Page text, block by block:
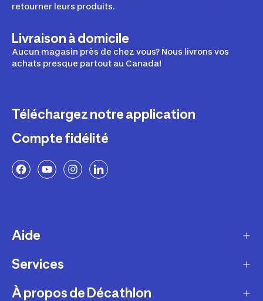
retourner leurs produits.
Livraison à domicile
Aucun magasin près de chez vous? Nous livrons vos
achats presque partout au Canada!
Téléchargez notre application
Compte fidélité
Aide
Livraison
Retours et échanges
Services
Programme de fidélité
À propos de Décathlon